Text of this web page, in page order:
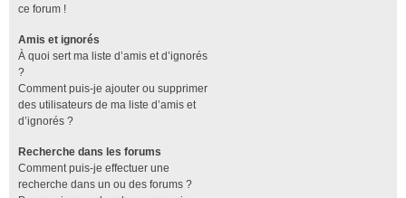
ce forum !
Amis et ignorés
À quoi sert ma liste d’amis et d’ignorés
?
Comment puis-je ajouter ou supprimer
des utilisateurs de ma liste d’amis et
d’ignorés ?
Recherche dans les forums
Comment puis-je effectuer une
recherche dans un ou des forums ?